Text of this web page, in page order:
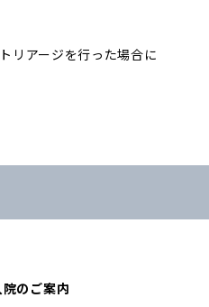
リアージを行った場合に
院のご案内